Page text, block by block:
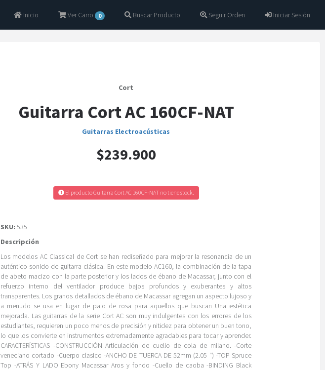
Inicio Ver Carro 0 Buscar Producto Seguir Orden Iniciar Sesión
Cort
Guitarra Cort AC 160CF-NAT
Guitarras Electroacústicas
$239.900
El producto Guitarra Cort AC 160CF-NAT no tiene stock.
SKU: 535
Descripción
Los modelos AC Classical de Cort se han rediseñado para mejorar la resonancia de un
auténtico sonido de guitarra clásica. En este modelo AC160, la combinación de la tapa
de abeto macizo con la parte posterior y los lados de ébano de Macassar, junto con el
refuerzo interno del ventilador produce bajos profundos y exuberantes y altos
transparentes. Los granos detallados de ébano de Macassar agregan un aspecto lujoso y
a menudo se usa en lugar de palo de rosa para aquellos que buscan Una estética
mejorada. Las guitarras de la serie Cort AC son muy indulgentes con los errores de los
estudiantes, requieren un poco menos de precisión y nitidez para obtener un buen tono,
lo que los convierte en instrumentos extremadamente agradables para tocar y aprender.
CARACTERÍSTICAS -CONSTRUCCIÓN Articulación de cuello de cola de milano. -Corte
veneciano cortado -Cuerpo clasico -ANCHO DE TUERCA DE 52mm (2.05 ") -TOP Spruce
Top -ATRÁS Y LADO Ebony Macassar Aros y fondo -Cuello de caoba -BINDING Black